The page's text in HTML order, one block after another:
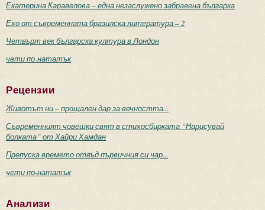
Екатерина Каравелова – една незаслужено забравена българка
Ехо от съвременната бразилска литература – 2
Четвърт век българска култура в Лондон
чети по-нататък
Рецензии
Животът ни – прощален дар за вечността...
Съвременният човешки свят в стихосбирката “Нарисувай
болката” от Хайри Хамдан
Препуска времето отвъд първичния си чар...
чети по-нататък
Анализи